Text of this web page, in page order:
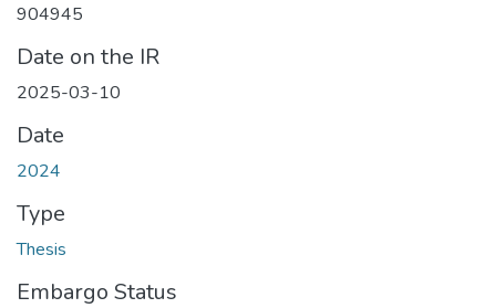
904945
Date on the IR
2025-03-10
Date
2024
Type
Thesis
Embargo Status